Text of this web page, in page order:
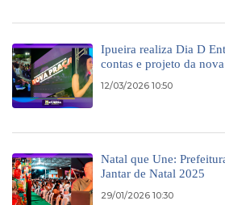
Ipueira realiza Dia D
contas e projeto da nova
12/03/2026 10:50
Natal que Une:
Jantar de Natal 2025
29/01/2026 10:30